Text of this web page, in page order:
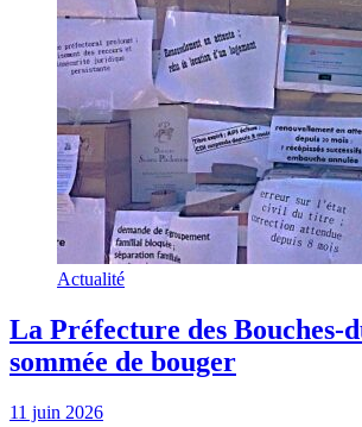
Actualité
La Préfecture des Bouches-
sommée de bouger
11 juin 2026